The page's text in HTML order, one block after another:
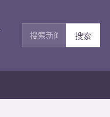
搜索新闻
搜索